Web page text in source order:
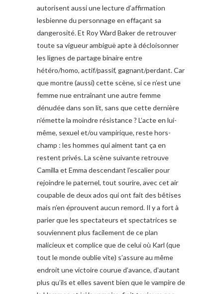
autorisent aussi une lecture d’affirmation
lesbienne du personnage en effaçant sa
dangerosité. Et Roy Ward Baker de retrouver
toute sa vigueur ambiguë apte à décloisonner
les lignes de partage binaire entre
hétéro/homo, actif/passif, gagnant/perdant. Car
que montre (aussi) cette scène, si ce n’est une
femme nue entraînant une autre femme
dénudée dans son lit, sans que cette dernière
n’émette la moindre résistance ? L’acte en lui-
même, sexuel et/ou vampirique, reste hors-
champ : les hommes qui aiment tant ça en
restent privés. La scène suivante retrouve
Camilla et Emma descendant l’escalier pour
rejoindre le paternel, tout sourire, avec cet air
coupable de deux ados qui ont fait des bêtises
mais n’en éprouvent aucun remord. Il y a fort à
parier que les spectateurs et spectatrices se
souviennent plus facilement de ce plan
malicieux et complice que de celui où Karl (que
tout le monde oublie vite) s’assure au même
endroit une victoire courue d’avance, d’autant
plus qu’ils et elles savent bien que le vampire de